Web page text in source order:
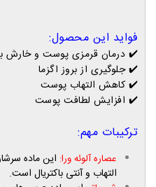
فواید این محصول:
✔️ درمان قرمزی پوست و خارش
✔️جلوگیری از بروز اگزما
✔️ کاهش التهاب پوست
✔️ افزایش لطافت پوست
ترکیبات مهم:
عصاره آلوئه ورا: این ماده
التهاب و آنتی باکتریال است.